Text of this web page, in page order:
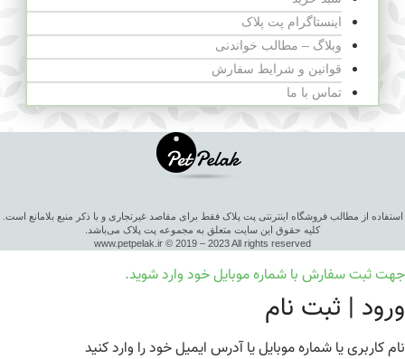
اینستاگرام پت پلاک
وبلاگ – مطالب خواندنی
قوانین و شرایط سفارش
تماس با ما
استفاده از مطالب فروشگاه اینترنتی پت پلاک فقط برای مقاصد غیرتجاری و با ذکر منبع بلامانع است.
کلیه حقوق این سایت متعلق به مجموعه پت پلاک می‌باشد.
www.petpelak.ir © 2019 – 2023 All rights reserved
جهت ثبت سفارش با شماره موبایل خود وارد شوید.
ورود | ثبت نام
نام کاربری یا شماره موبایل یا آدرس ایمیل خود را وارد کنید